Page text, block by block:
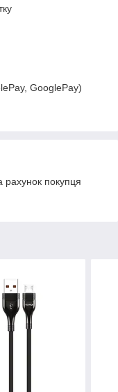
GooglePay)
рахунок покупця